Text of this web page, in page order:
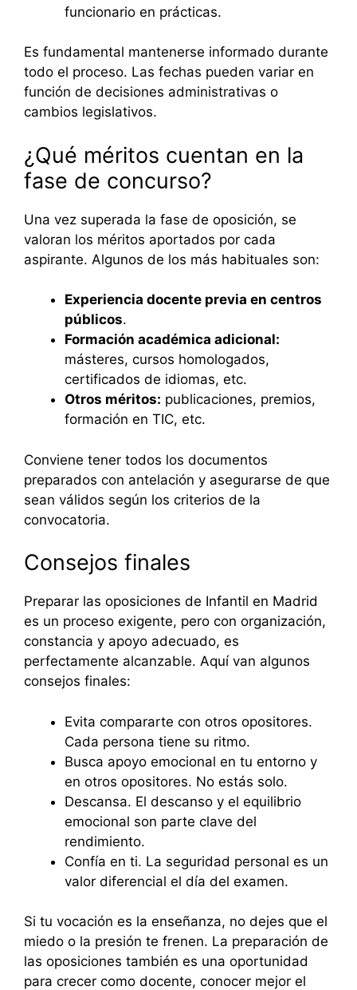
funcionario en prácticas.
Es fundamental mantenerse informado durante
todo el proceso. Las fechas pueden variar en
función de decisiones administrativas o
cambios legislativos.
¿Qué méritos cuentan en la
fase de concurso?
Una vez superada la fase de oposición, se
valoran los méritos aportados por cada
aspirante. Algunos de los más habituales son:
Experiencia docente previa en centros
públicos.
Formación académica adicional:
másteres, cursos homologados,
certificados de idiomas, etc.
Otros méritos: publicaciones, premios,
formación en TIC, etc.
Conviene tener todos los documentos
preparados con antelación y asegurarse de que
sean válidos según los criterios de la
convocatoria.
Consejos finales
Preparar las oposiciones de Infantil en Madrid
es un proceso exigente, pero con organización,
constancia y apoyo adecuado, es
perfectamente alcanzable. Aquí van algunos
consejos finales:
Evita compararte con otros opositores.
Cada persona tiene su ritmo.
Busca apoyo emocional en tu entorno y
en otros opositores. No estás solo.
Descansa. El descanso y el equilibrio
emocional son parte clave del
rendimiento.
Confía en ti. La seguridad personal es un
valor diferencial el día del examen.
Si tu vocación es la enseñanza, no dejes que el
miedo o la presión te frenen. La preparación de
las oposiciones también es una oportunidad
para crecer como docente, conocer mejor el